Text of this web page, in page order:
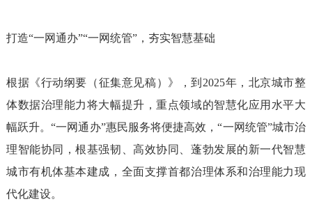
打造“一网通办”“一网统管”，夯实智慧基础
根据《行动纲要（征集意见稿）》，到2025年，北京城市整
体数据治理能力将大幅提升，重点领域的智慧化应用水平大
幅跃升。“一网通办”惠民服务将便捷高效，“一网统管”城市治
理智能协同，根基强韧、高效协同、蓬勃发展的新一代智慧
城市有机体基本建成，全面支撑首都治理体系和治理能力现
代化建设。